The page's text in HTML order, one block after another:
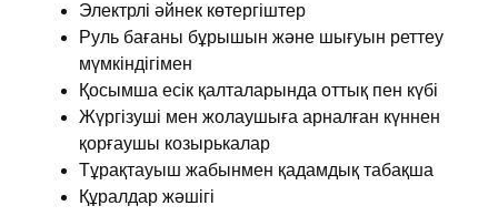
Электрлі әйнек көтергіштер
Руль бағаны бұрышын және шығуын реттеу
мүмкіндігімен
Қосымша есік қалталарында оттық пен күбі
Жүргізуші мен жолаушыға арналған күннен
қорғаушы козырькалар
Тұрақтауыш жабынмен қадамдық табақша
Құралдар жәшігі